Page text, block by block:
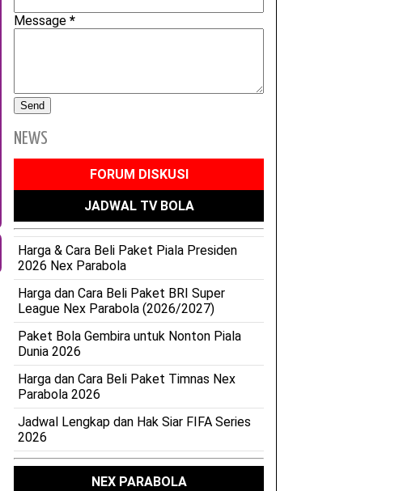
Message*
NEWS
FORUM DISKUSI
JADWAL TV BOLA
Harga & Cara Beli Paket Piala Presiden
2026 Nex Parabola
Harga dan Cara Beli Paket BRI Super
League Nex Parabola (2026/2027)
Paket Bola Gembira untuk Nonton Piala
Dunia 2026
Harga dan Cara Beli Paket Timnas Nex
Parabola 2026
Jadwal Lengkap dan Hak Siar FIFA Series
2026
NEX PARABOLA